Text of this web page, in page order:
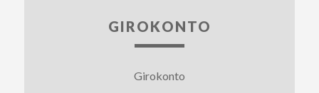
GIROKONTO
Girokonto